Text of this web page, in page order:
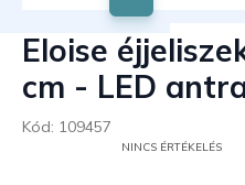
Eloise
cm - LED
Kód: 109457
NINCS ÉRTÉKELÉS